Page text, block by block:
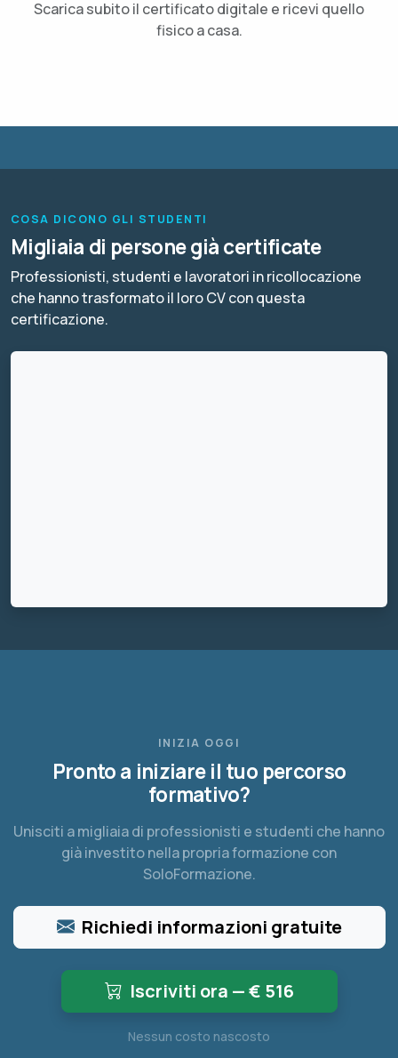
Scarica subito il certificato digitale e ricevi quello
fisico a casa.
COSA DICONO GLI STUDENTI
Migliaia di persone già certificate
Professionisti, studenti e lavoratori in ricollocazione
che hanno trasformato il loro CV con questa
certificazione.
INIZIA OGGI
Pronto a iniziare il tuo percorso
formativo?
Unisciti a migliaia di professionisti e studenti che hanno
già investito nella propria formazione con
SoloFormazione.
Richiedi informazioni gratuite
Iscriviti ora — € 516
Nessun costo nascosto